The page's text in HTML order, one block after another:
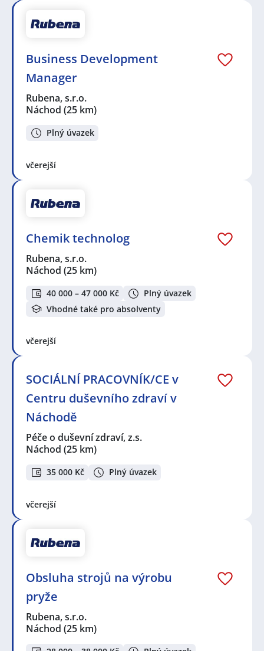
Business Development
Manager
Rubena, s.r.o.
Náchod (25 km)
Plný úvazek
včerejší
Chemik technolog
Rubena, s.r.o.
Náchod (25 km)
40 000 – 47 000 Kč
Plný úvazek
Vhodné také pro absolventy
včerejší
SOCIÁLNÍ PRACOVNÍK/CE v
Centru duševního zdraví v
Náchodě
Péče o duševní zdraví, z.s.
Náchod (25 km)
35 000 Kč Plný úvazek
včerejší
Obsluha strojů na výrobu
pryže
Rubena, s.r.o.
Náchod (25 km)